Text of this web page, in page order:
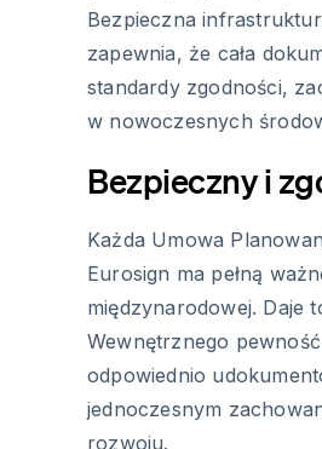
Bezpieczna
zapewnia, że cała
standardy zgodności,
w nowoczesnych
Bezpieczny i
Każda Umowa
Eurosign ma pełną
międzynarodowej. Daje
Wewnętrznego
odpowiednio
jednoczesnym
rozwoju.